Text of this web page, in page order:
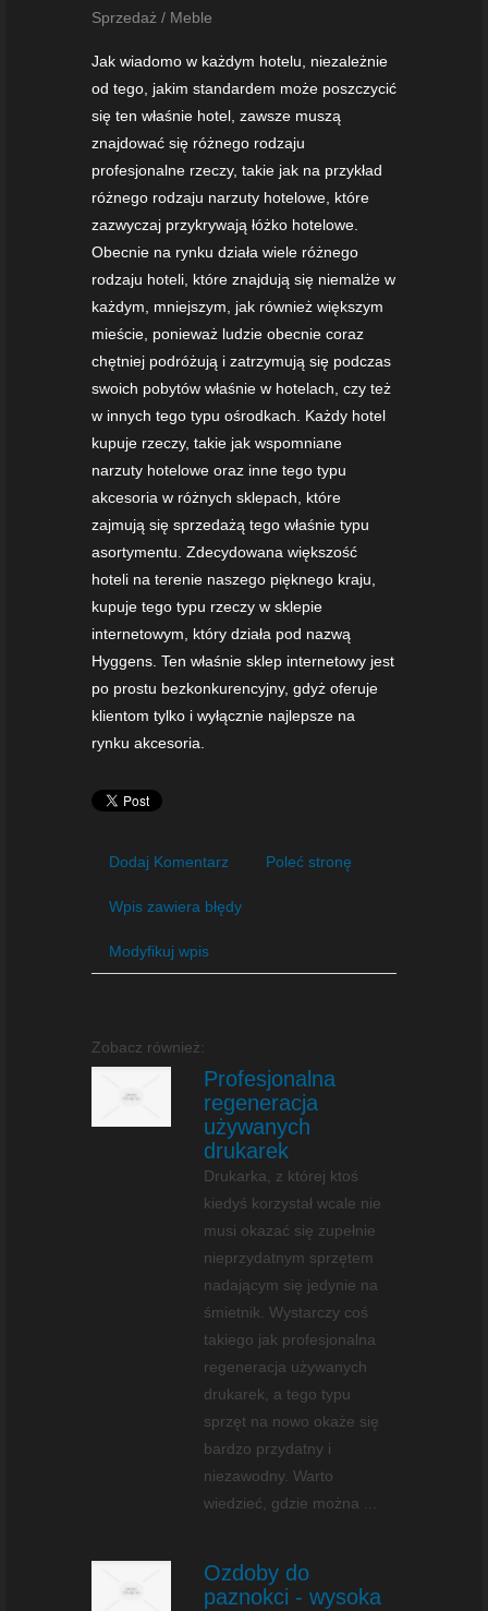
Sprzedaż / Meble
Jak wiadomo w każdym hotelu, niezależnie
od tego, jakim standardem może poszczycić
się ten właśnie hotel, zawsze muszą
znajdować się różnego rodzaju
profesjonalne rzeczy, takie jak na przykład
różnego rodzaju narzuty hotelowe, które
zazwyczaj przykrywają łóżko hotelowe.
Obecnie na rynku działa wiele różnego
rodzaju hoteli, które znajdują się niemalże w
każdym, mniejszym, jak również większym
mieście, ponieważ ludzie obecnie coraz
chętniej podróżują i zatrzymują się podczas
swoich pobytów właśnie w hotelach, czy też
w innych tego typu ośrodkach. Każdy hotel
kupuje rzeczy, takie jak wspomniane
narzuty hotelowe oraz inne tego typu
akcesoria w różnych sklepach, które
zajmują się sprzedażą tego właśnie typu
asortymentu. Zdecydowana większość
hoteli na terenie naszego pięknego kraju,
kupuje tego typu rzeczy w sklepie
internetowym, który działa pod nazwą
Hyggens. Ten właśnie sklep internetowy jest
po prostu bezkonkurencyjny, gdyż oferuje
klientom tylko i wyłącznie najlepsze na
rynku akcesoria.
Dodaj Komentarz Poleć stronę
Wpis zawiera błędy
Modyfikuj wpis
Zobacz również:
Profesjonalna
regeneracja
używanych
drukarek
Drukarka, z której ktoś
kiedyś korzystał wcale nie
musi okazać się zupełnie
nieprzydatnym sprzętem
nadającym się jedynie na
śmietnik. Wystarczy coś
takiego jak profesjonalna
regeneracja używanych
drukarek, a tego typu
sprzęt na nowo okaże się
bardzo przydatny i
niezawodny. Warto
wiedzieć, gdzie można ...
Ozdoby do
paznokci - wysoka